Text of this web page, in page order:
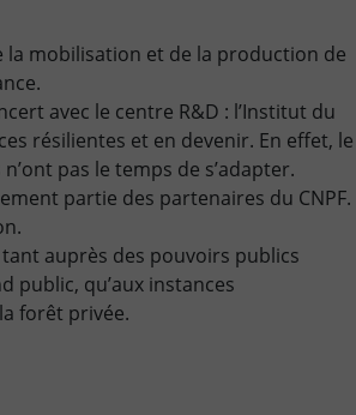
la mobilisation et de la production de
avec le centre R&D : l’Institut du
résilientes et en devenir. En effet, le
pas le temps de s’adapter.
partie des partenaires du CNPF.
auprès des pouvoirs publics
public, qu’aux instances
forêt privée.